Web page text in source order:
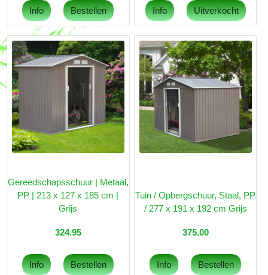
Gereedschapsschuur | Metaal,
PP | 213 x 127 x 185 cm |
Grijs
324.95
Tuin / Opbergschuur, Staal, PP
/ 277 x 191 x 192 cm Grijs
375.00